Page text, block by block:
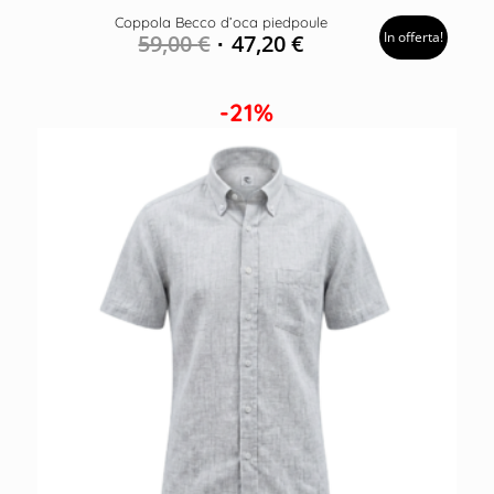
Coppola Becco d’oca piedpoule
59,00€ 47,20€ In offerta!
-21%